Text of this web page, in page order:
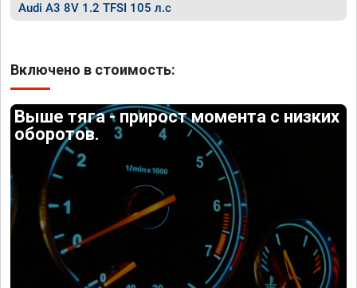
Audi A3 8V 1.2 TFSI 105 л.с
Включено в стоимость:
Выше тяга - прирост момента с низких
оборотов.